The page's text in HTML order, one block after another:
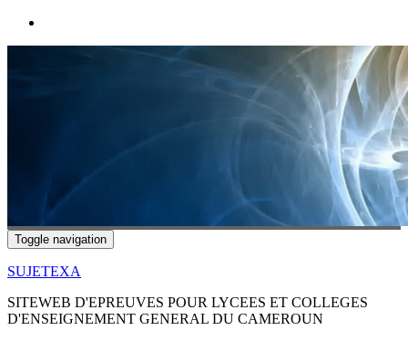
Toggle navigation
SUJETEXA
SITEWEB D'EPREUVES POUR LYCEES ET COLLEGES
D'ENSEIGNEMENT GENERAL DU CAMEROUN